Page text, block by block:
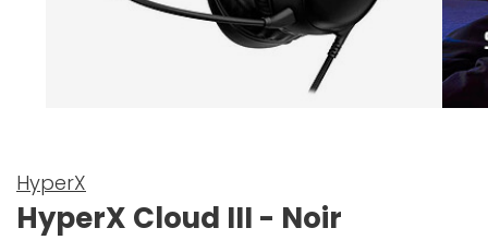
HyperX
HyperX Cloud III - Noir